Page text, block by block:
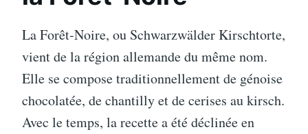
La Forêt-Noire, ou Schwarzwälder Kirschtorte,
vient de la région allemande du même nom.
Elle se compose traditionnellement de génoise
chocolatée, de chantilly et de cerises au kirsch.
Avec le temps, la recette a été déclinée en